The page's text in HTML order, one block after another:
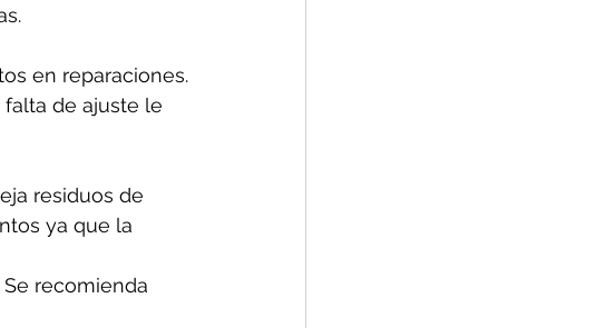
en reparaciones.
de ajuste le
residuos de
ya que la
recomienda